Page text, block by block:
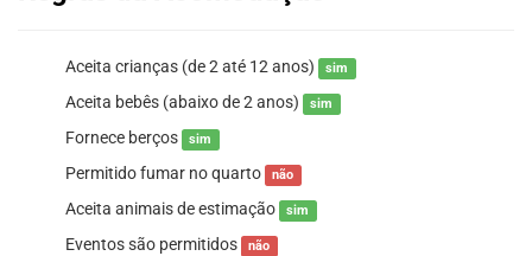
Aceita crianças (de 2 até 12 anos) sim
Aceita bebês (abaixo de 2 anos) sim
Fornece berços sim
Permitido fumar no quarto não
Aceita animais de estimação sim
Eventos são permitidos não